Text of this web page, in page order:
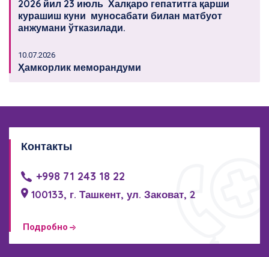
2026 йил 23 июль Халқаро гепатитга қарши
курашиш куни муносабати билан матбуот
анжумани ўтказилади.
10.07.2026
Ҳамкорлик меморандуми
Контакты
+998 71 243 18 22
100133, г. Ташкент, ул. Заковат, 2
Подробно